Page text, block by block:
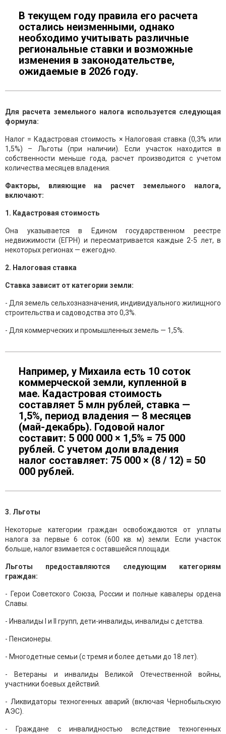
В текущем году правила его расчета
остались неизменными, однако
необходимо учитывать различные
региональные ставки и возможные
изменения в законодательстве,
ожидаемые в 2026 году.
Для расчета земельного налога используется следующая
формула:
Налог = Кадастровая стоимость × Налоговая ставка (0,3% или
1,5%) – Льготы (при наличии). Если участок находится в
собственности меньше года, расчет производится с учетом
количества месяцев владения.
Факторы, влияющие на расчет земельного налога,
включают:
1. Кадастровая стоимость
Она указывается в Едином государственном реестре
недвижимости (ЕГРН) и пересматривается каждые 2-5 лет, в
некоторых регионах — ежегодно.
2. Налоговая ставка
Ставка зависит от категории земли:
- Для земель сельхозназначения, индивидуального жилищного
строительства и садоводства это 0,3%.
- Для коммерческих и промышленных земель — 1,5%.
Например, у Михаила есть 10 соток
коммерческой земли, купленной в
мае. Кадастровая стоимость
составляет 5 млн рублей, ставка —
1,5%, период владения — 8 месяцев
(май-декабрь). Годовой налог
составит: 5 000 000 × 1,5% = 75 000
рублей. С учетом доли владения
налог составляет: 75 000 × (8 / 12) = 50
000 рублей.
3. Льготы
Некоторые категории граждан освобождаются от уплаты
налога за первые 6 соток (600 кв. м) земли. Если участок
больше, налог взимается с оставшейся площади.
Льготы предоставляются следующим категориям
граждан:
- Герои Советского Союза, России и полные кавалеры ордена
Славы.
- Инвалиды I и II групп, дети-инвалиды, инвалиды с детства.
- Пенсионеры.
- Многодетные семьи (с тремя и более детьми до 18 лет).
- Ветераны и инвалиды Великой Отечественной войны,
участники боевых действий.
- Ликвидаторы техногенных аварий (включая Чернобыльскую
АЭС).
- Граждане с инвалидностью вследствие техногенных